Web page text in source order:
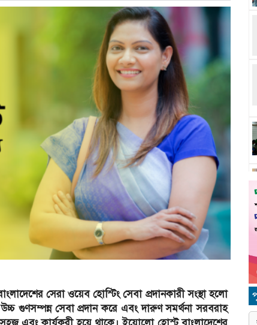
সেরা ওয়েব হোস্টিং সেবা প্রদানকারী সংস্থা হলো
গুণসম্পন্ন সেবা প্রদান করে এবং দারুণ সমর্থনা সরবরাহ